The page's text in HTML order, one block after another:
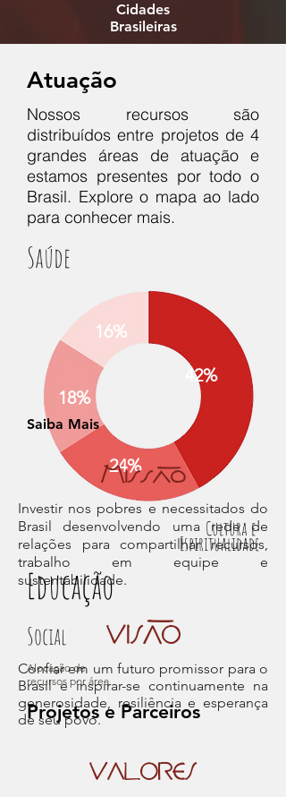
Cidades
Brasileiras
Atuação
Nossos recursos são
distribuídos entre projetos de 4
grandes áreas de atuação e
estamos presentes por todo o
Brasil. Explore o mapa ao lado
para conhecer mais.
Saúde
42%
16%
24%
18%
Cultura e
Espiritualidade
Educação
Social
Alocação de
recursos por área
Projetos e Parceiros
Saiba Mais
Missão
Investir nos pobres e necessitados do
Brasil desenvolvendo uma rede de
relações para compartilhar recursos,
trabalho em equipe e
sustentabilidade.
VISÃO
Confiar em um futuro promissor para o
Brasil e inspirar-se continuamente na
generosidade, resiliência e esperança
de seu povo.
VALORES